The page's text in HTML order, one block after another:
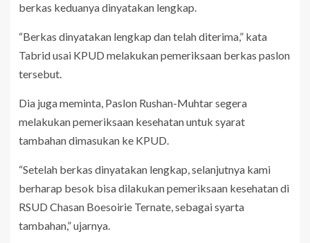
berkas keduanya dinyatakan lengkap.
“Berkas dinyatakan lengkap dan telah diterima,” kata
Tabrid usai KPUD melakukan pemeriksaan berkas paslon
tersebut.
Dia juga meminta, Paslon Rushan-Muhtar segera
melakukan pemeriksaan kesehatan untuk syarat
tambahan dimasukan ke KPUD.
“Setelah berkas dinyatakan lengkap, selanjutnya kami
berharap besok bisa dilakukan pemeriksaan kesehatan di
RSUD Chasan Boesoirie Ternate, sebagai syarta
tambahan,” ujarnya.